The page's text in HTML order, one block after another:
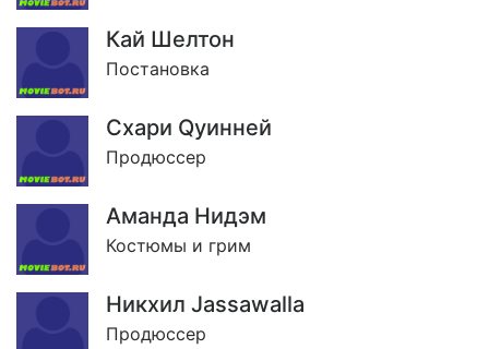
Кай Шелтон
Постановка
Схари Qуинней
Продюссер
Аманда Нидэм
Костюмы и грим
Никхил Jassawalla
Продюссер